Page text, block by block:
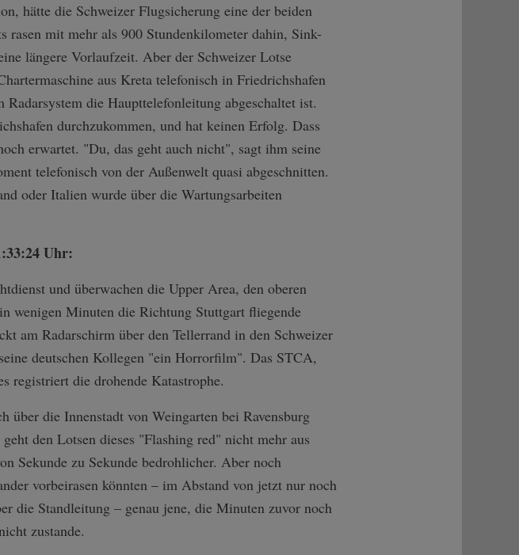
hätte die Schweizer Flugsicherung eine der beiden
rasen mit mehr als 900 Stundenkilometer dahin, Sink-
längere Vorlaufzeit. Aber der Schweizer Lotse
aus Kreta telefonisch in Friedrichshafen
die Haupttelefonleitung abgeschaltet ist.
durchzukommen, und hat keinen Erfolg. Dass
erwartet. "Du, das geht auch nicht", sagt ihm seine
telefonisch von der Außenwelt quasi abgeschnitten.
oder Italien wurde über die Wartungsarbeiten
Uhr:
und überwachen die Upper Area, den oberen
wenigen Minuten die Richtung Stuttgart fliegende
am Radarschirm über den Tellerrand in den Schweizer
deutschen Kollegen "ein Horrorfilm". Das STCA,
registriert die drohende Katastrophe.
über die Innenstadt von Weingarten bei Ravensburg
den Lotsen dieses "Flashing red" nicht mehr aus
Sekunde zu Sekunde bedrohlicher. Aber noch
vorbeirasen könnten – im Abstand von jetzt nur noch
die Standleitung – genau jene, die Minuten zuvor noch
zustande.